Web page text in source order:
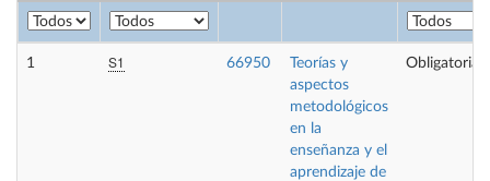
1 S1 66950
Teorías y
aspectos
metodológicos
en la
enseñanza y el
aprendizaje de
Obligatoria